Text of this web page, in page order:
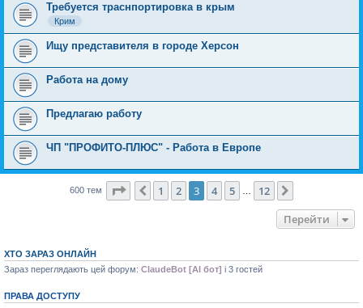
Требуется траснпортировка в крым
Крим
Ищу представителя в городе Херсон
Работа на дому
Предлагаю работу
ЧП "ПРОФИТО-ПЛЮС" - Работа в Европе
600 тем Сторінка 3 12
Поперед.
1 2 3 4 5 12
Перейти
ХТО ЗАРАЗ ОНЛАЙН
Зараз переглядають цей форум: ClaudeBot [AI бот] і 3 гостей
ПРАВА ДОСТУПУ